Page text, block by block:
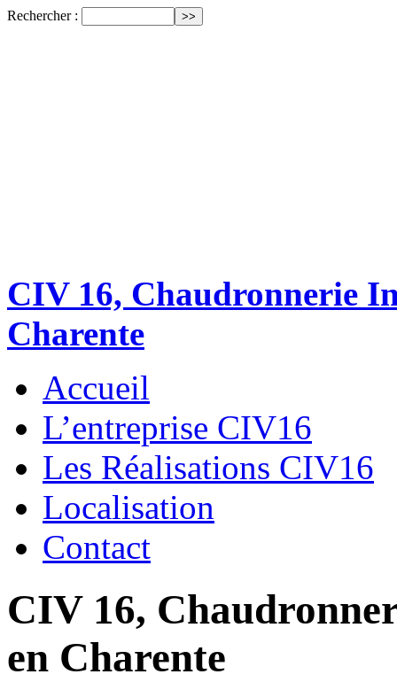
Rechercher :
CIV 16, Chaudronnerie
Charente
Accueil
L’entreprise CIV16
Les Réalisations CIV16
Localisation
Contact
CIV 16,
en Charente